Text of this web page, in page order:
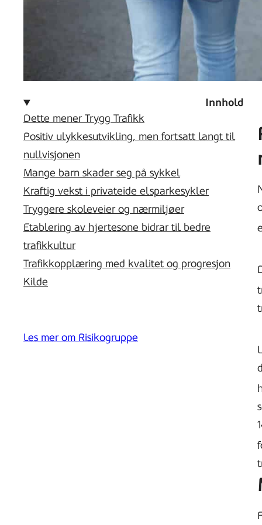
Innhold
Dette mener Trygg Trafikk
Positiv ulykkesutvikling, men fortsatt langt til
nullvisjonen
Mange barn skader seg på sykkel
Kraftig vekst i privateide elsparkesykler
Tryggere skoleveier og nærmiljøer
Etablering av hjertesone bidrar til bedre
trafikkultur
Trafikkopplæring med kvalitet og progresjon
Kilde
Les mer om Risikogruppe